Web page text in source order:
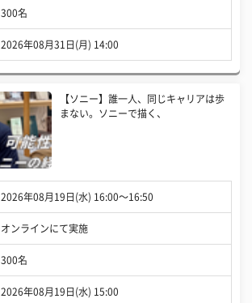
300名
2026年08月31日(月) 14:00
【ソニー】誰一人、同じキャリアは歩
まない。ソニーで描く、
2026年08月19日(水) 16:00〜16:50
オンラインにて実施
300名
2026年08月19日(水) 15:00